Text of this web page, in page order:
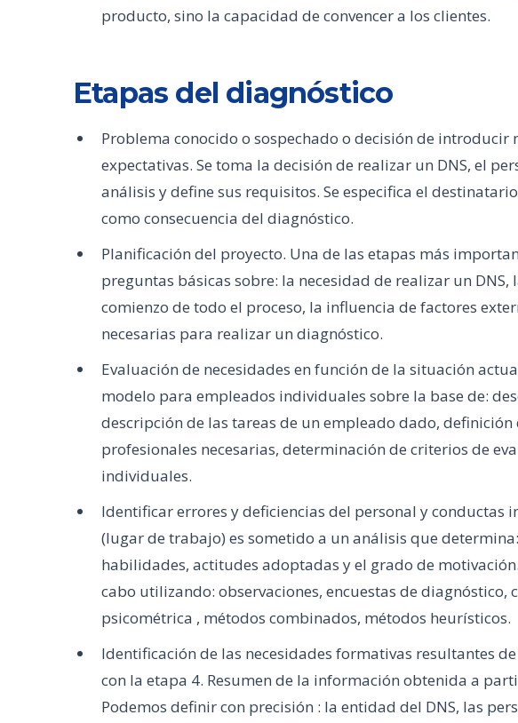
producto, sino la capacidad de convencer a los clientes.
Etapas del diagnóstico
Problema conocido o sospechado o decisión de introducir
expectativas. Se toma la decisión de realizar un DNS, el
análisis y define sus requisitos. Se especifica el
como consecuencia del diagnóstico.
Planificación del proyecto. Una de las etapas más
preguntas básicas sobre: ​​la necesidad de realizar un
comienzo de todo el proceso, la influencia de factores
necesarias para realizar un diagnóstico.
Evaluación de necesidades en función de la situación
modelo para empleados individuales sobre la base de:
descripción de las tareas de un empleado dado, definición
profesionales necesarias, determinación de criterios de
individuales.
Identificar errores y deficiencias del personal y conductas
(lugar de trabajo) es sometido a un análisis que
habilidades, actitudes adoptadas y el grado de
cabo utilizando: observaciones, encuestas de diagnóstico,
psicométrica , métodos combinados, métodos heurísticos.
Identificación de las necesidades formativas resultantes
con la etapa 4. Resumen de la información obtenida a
Podemos definir con precisión : la entidad del DNS, las